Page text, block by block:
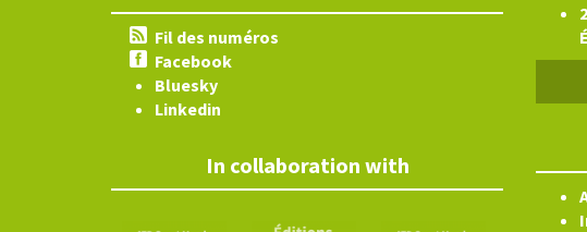
Fil des numéros
Facebook
Bluesky
Linkedin
In collaboration with